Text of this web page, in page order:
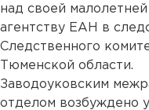
над своей
агентству ЕАН в
Следственного
Тюменской области.
Заводоуковским
отделом возбуждено